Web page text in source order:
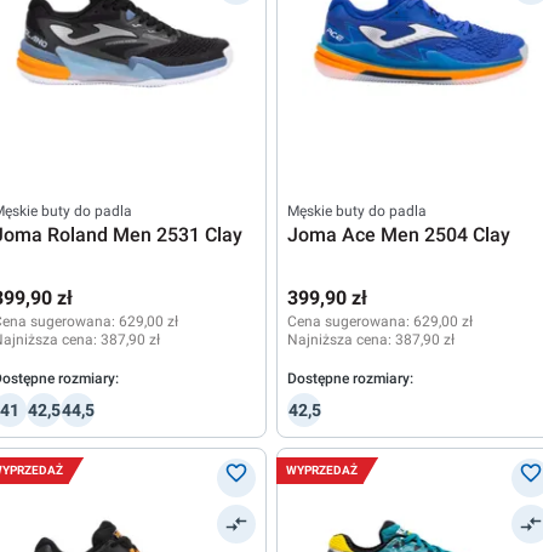
buty do padla
Roland Men 2531 Clay
zł
sugerowana: 629,00 zł
cena: 387,90 zł
rozmiary:
41 42,544,5
Męskie buty do padla
Joma Ace Men 2504 Clay
399,90 zł
Cena sugerowana: 629,00 zł
Najniższa cena: 387,90 zł
Dostępne rozmiary:
42,5
WYPRZEDAŻ